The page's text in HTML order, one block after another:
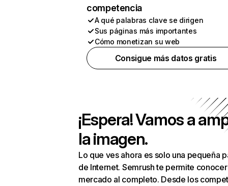
competencia
A qué palabras clave se dirigen
Sus páginas más importantes
Cómo monetizan su web
Consigue más datos gratis
¡Espera! Vamos a
la imagen.
Lo que ves ahora es solo una pequeña
de Internet. Semrush te permite
mercado al completo. Desde los